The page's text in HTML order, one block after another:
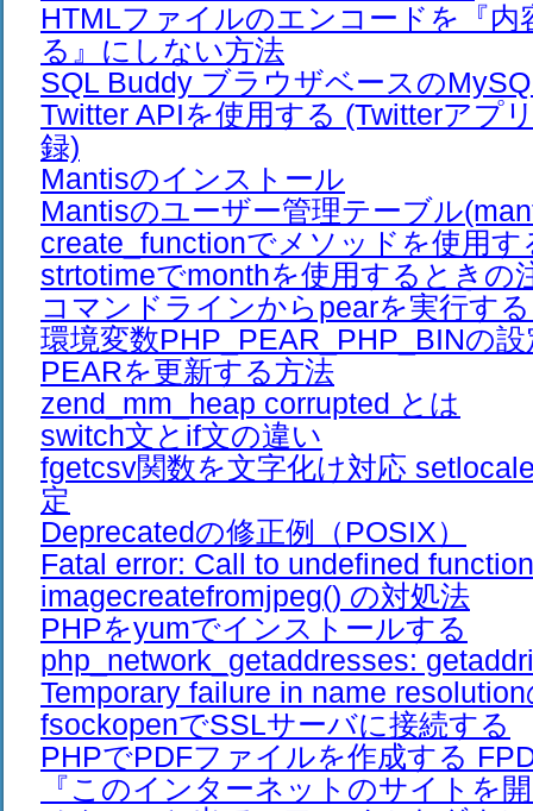
HTMLファイルのエンコードを『内
る』にしない方法
SQL Buddy ブラウザベースの
Twitter APIを使用する (Twitterアプ
録)
Mantisのインストール
Mantisのユーザー管理テーブル
create_functionでメソッドを使用す
strtotimeでmonthを使用するときの
コマンドラインからpearを実行す
環境変数PHP_PEAR_PHP_BINの設
PEARを更新する方法
zend_mm_heap corrupted とは
switch文とif文の違い
fgetcsv関数を文字化け対応
定
Deprecatedの修正例（POSIX）
Fatal error: Call to undefined function
imagecreatefromjpeg() の対処法
PHPをyumでインストールする
php_network_getaddresses:
Temporary failure in name
fsockopenでSSLサーバに接続する
PHPでPDFファイルを作成する
『このインターネットのサイトを